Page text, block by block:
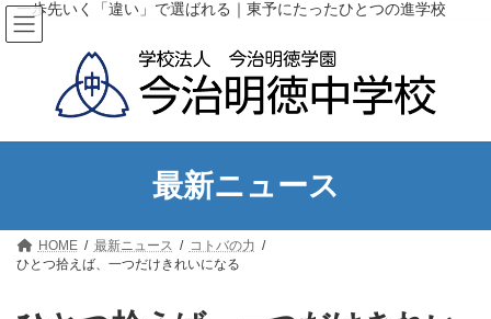
コ
ン
テ
キ
ナ
ビ
ゲ
に
一歩先いく「違い」で選ばれる｜東予にたったひとつの進学校
最新ニュース
HOME 最新ニュース
コトバの力
ひとつ拾えば、一つだけきれいになる